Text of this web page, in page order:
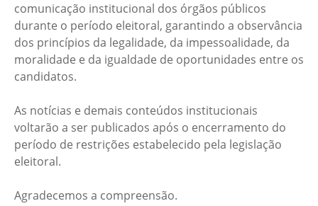
comunicação institucional dos órgãos públicos
durante o período eleitoral, garantindo a observância
dos princípios da legalidade, da impessoalidade, da
moralidade e da igualdade de oportunidades entre os
candidatos.
As notícias e demais conteúdos institucionais
voltarão a ser publicados após o encerramento do
período de restrições estabelecido pela legislação
eleitoral.
Agradecemos a compreensão.